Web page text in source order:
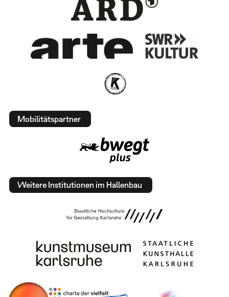
Mobilitätspartner
Weitere Institutionen im Hallenbau